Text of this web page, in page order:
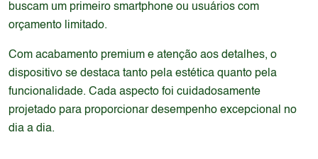
buscam um primeiro smartphone ou usuários com
orçamento limitado.
Com acabamento premium e atenção aos detalhes, o
dispositivo se destaca tanto pela estética quanto pela
funcionalidade. Cada aspecto foi cuidadosamente
projetado para proporcionar desempenho excepcional no
dia a dia.